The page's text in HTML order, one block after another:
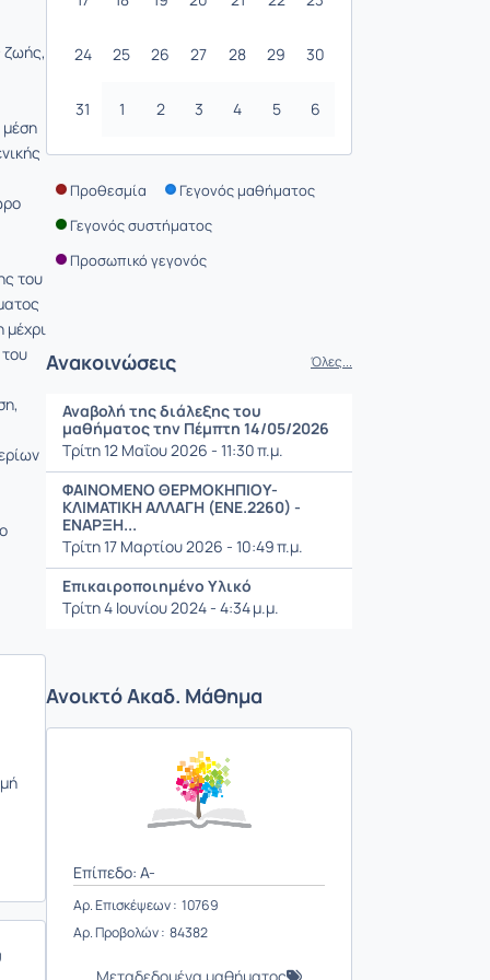
ζωής,
του
μέχρι
24 25 26 27 28 29 30
31 1 2 3 4 5 6
Προθεσμία
Γεγονός μαθήματος
Γεγονός συστήματος
Προσωπικό γεγονός
Ανακοινώσεις Όλες...
Αναβολή της διάλεξης του
μαθήματος την Πέμπτη 14/05/2026
Τρίτη 12 Μαΐου 2026 - 11:30 π.μ.
ΦΑΙΝΟΜΕΝΟ ΘΕΡΜΟΚΗΠΙΟΥ-
ΚΛΙΜΑΤΙΚΗ ΑΛΛΑΓΗ (ΕΝΕ.2260) -
ΕΝΑΡΞΗ...
Τρίτη 17 Μαρτίου 2026 - 10:49 π.μ.
Επικαιροποιημένο Υλικό
Τρίτη 4 Ιουνίου 2024 - 4:34 μ.μ.
Ανοικτό Ακαδ. Μάθημα
Επίπεδο: A-
Αρ. Επισκέψεων : 10769
Αρ. Προβολών : 84382